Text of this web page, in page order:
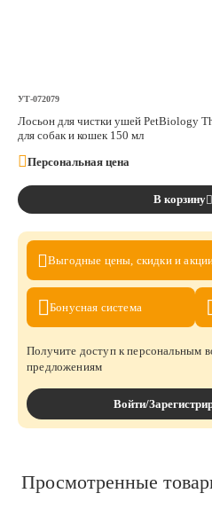
УТ-072079
Лосьон для чистки ушей PetBiology
для собак и кошек 150 мл
Персональная цена
В корзину
Выгодные цены, скидки и
Бонусная система
Получите доступ к персональным
предложениям
Войти/
Просмотренные